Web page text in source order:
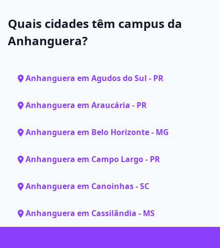
Quais cidades têm campus da
Anhanguera?
Anhanguera em Agudos do Sul - PR
Anhanguera em Araucária - PR
Anhanguera em Belo Horizonte - MG
Anhanguera em Campo Largo - PR
Anhanguera em Canoinhas - SC
Anhanguera em Cassilândia - MS